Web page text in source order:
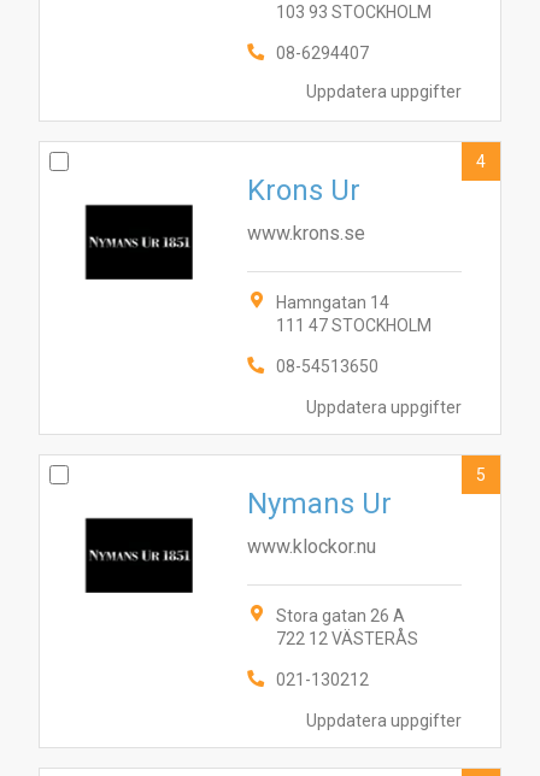
Uppdatera uppgifter
103 93 STOCKHOLM
08-6294407
Uppdatera uppgifter
Krons Ur
www.krons.se
Hamngatan 14
111 47 STOCKHOLM
08-54513650
4
Uppdatera uppgifter
Nymans Ur
www.klockor.nu
Stora gatan 26 A
722 12 VÄSTERÅS
021-130212
5